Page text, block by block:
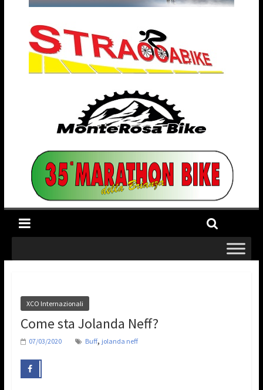
XCO Internazionali
Come sta Jolanda Neff?
07/03/2020 Buff, jolanda neff